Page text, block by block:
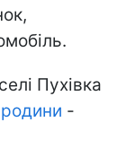
Пухівка
родини -